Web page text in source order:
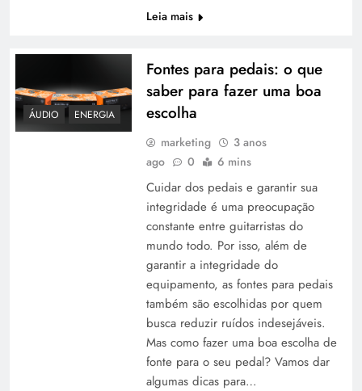
Leia mais
ÁUDIO ENERGIA
Fontes para pedais: o que
saber para fazer uma boa
escolha
marketing
3 anos
ago
0 6 mins
Cuidar dos pedais e garantir sua
integridade é uma preocupação
constante entre guitarristas do
mundo todo. Por isso, além de
garantir a integridade do
equipamento, as fontes para pedais
também são escolhidas por quem
busca reduzir ruídos indesejáveis.
Mas como fazer uma boa escolha de
fonte para o seu pedal? Vamos dar
algumas dicas para…